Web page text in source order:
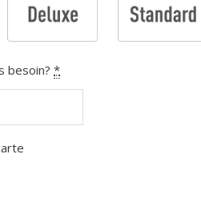
besoin? *